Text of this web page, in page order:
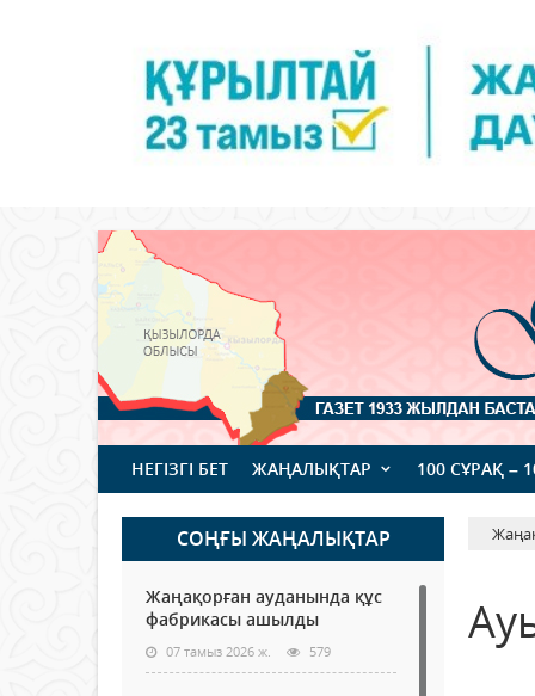
НЕГІЗГІ БЕТ ЖАҢАЛЫҚТАР 100 СҰРАҚ –
СОҢҒЫ ЖАҢАЛЫҚТАР
Жаңақорған ауданында құс
фабрикасы ашылды
07 тамыз 2026 ж. 579